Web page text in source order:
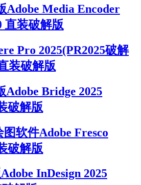
Adobe Media Encoder
直装破解版
Pro 2025(PR2025破解
装破解版
Adobe Bridge 2025
破解版
软件Adobe Fresco
破解版
InDesign 2025